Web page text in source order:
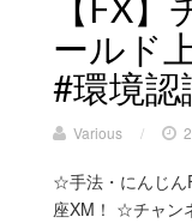
ールド
#環境認
Various /
☆手法・にんじん
座XM！ ☆チャン